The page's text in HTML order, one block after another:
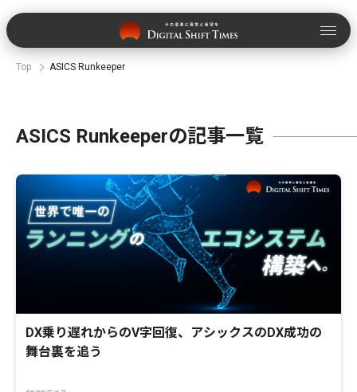
Top ASICS Runkeeper
ASICS Runkeeperの記事一覧
DX乗り遅れからのV字回復、アシックスのDX成功の
舞台裏を追う